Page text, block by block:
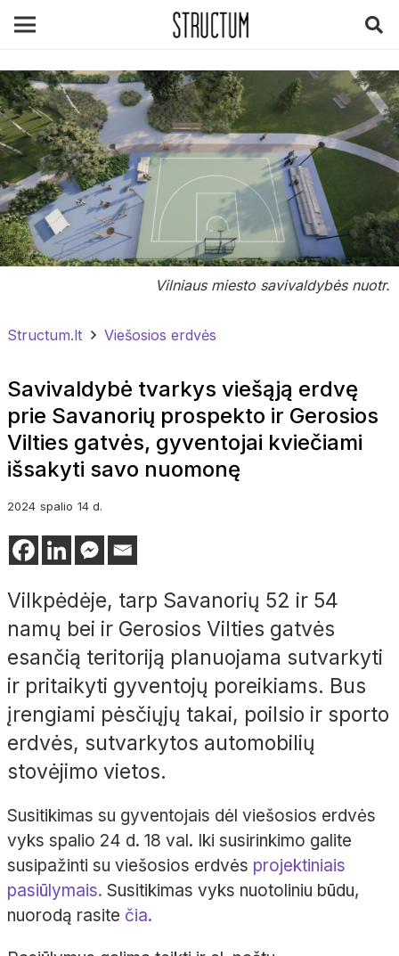
Vilniaus miesto savivaldybės nuotr.
Structum.lt Viešosios erdvės
Savivaldybė tvarkys viešąją erdvę
prie Savanorių prospekto ir Gerosios
Vilties gatvės, gyventojai kviečiami
išsakyti savo nuomonę
2024 spalio 14 d.
Vilkpėdėje, tarp Savanorių 52 ir 54
namų bei ir Gerosios Vilties gatvės
esančią teritoriją planuojama sutvarkyti
ir pritaikyti gyventojų poreikiams. Bus
įrengiami pėsčiųjų takai, poilsio ir sporto
erdvės, sutvarkytos automobilių
stovėjimo vietos.
Susitikimas su gyventojais dėl viešosios erdvės
vyks spalio 24 d. 18 val. Iki susirinkimo galite
susipažinti su viešosios erdvės projektiniais
pasiūlymais. Susitikimas vyks nuotoliniu būdu,
nuorodą rasite čia.